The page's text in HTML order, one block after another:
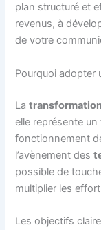
plan structuré et
revenus, à
de votre
Pourquoi adopter
La
elle représente
fonctionnement
l’avènement des
possible de
multiplier les
Les objectifs